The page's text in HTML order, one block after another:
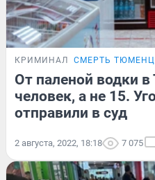
КРИМИНАЛ СМЕРТЬ
От паленой водки
человек, а не 15.
отправили в суд
2 августа, 2022, 18:18 7 075